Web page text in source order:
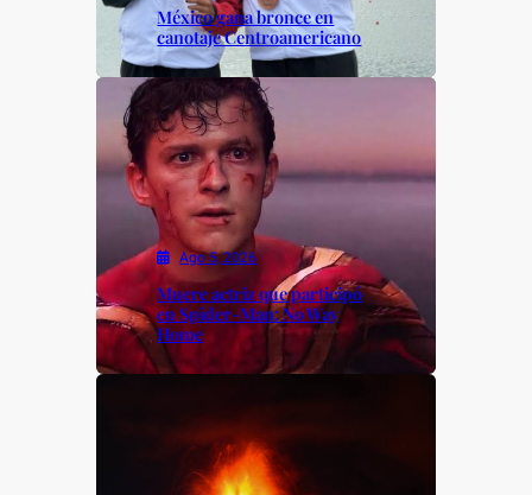
México gana bronce en
canotaje Centroamericano
Ago 5, 2026
Muere actriz que participó
en Spider-Man: No Way
Home